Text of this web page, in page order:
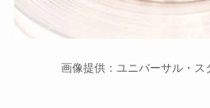
画像提供：ユニバーサル・ス